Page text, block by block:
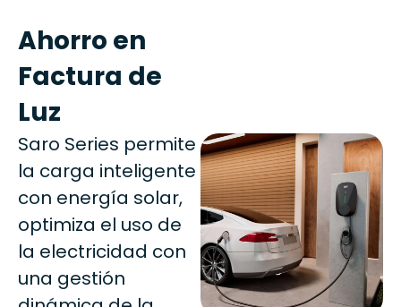
Ahorro en
Factura de
Luz
Saro Series permite
la carga inteligente
con energía solar,
optimiza el uso de
la electricidad con
una gestión